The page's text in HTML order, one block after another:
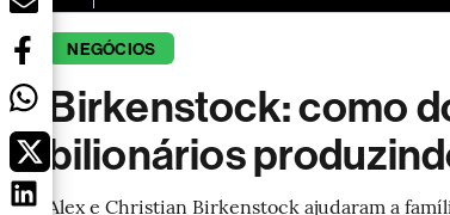
NEGÓCIOS
Birkenstock: como
bilionários
Alex e Christian Birkenstock ajudaram a